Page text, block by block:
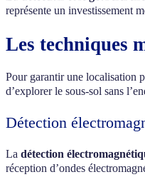
représente un investissement
Les techniques
Pour garantir une localisation
d’explorer le sous-sol sans
Détection
La détection
réception d’ondes